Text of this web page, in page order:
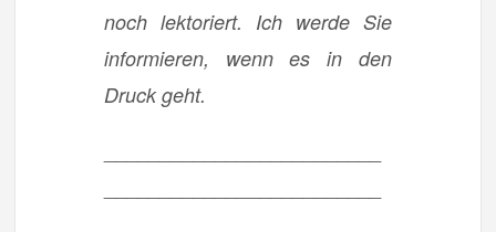
noch lektoriert. Ich werde Sie
informieren, wenn es in den
Druck geht.